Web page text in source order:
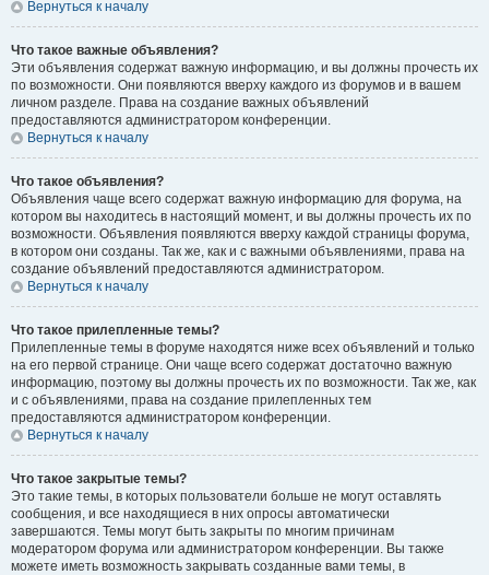
Вернуться к началу
Что такое важные объявления?
Эти объявления содержат важную информацию, и вы должны прочесть их
по возможности. Они появляются вверху каждого из форумов и в вашем
личном разделе. Права на создание важных объявлений
предоставляются администратором конференции.
Вернуться к началу
Что такое объявления?
Объявления чаще всего содержат важную информацию для форума, на
котором вы находитесь в настоящий момент, и вы должны прочесть их по
возможности. Объявления появляются вверху каждой страницы форума,
в котором они созданы. Так же, как и с важными объявлениями, права на
создание объявлений предоставляются администратором.
Вернуться к началу
Что такое прилепленные темы?
Прилепленные темы в форуме находятся ниже всех объявлений и только
на его первой странице. Они чаще всего содержат достаточно важную
информацию, поэтому вы должны прочесть их по возможности. Так же, как
и с объявлениями, права на создание прилепленных тем
предоставляются администратором конференции.
Вернуться к началу
Что такое закрытые темы?
Это такие темы, в которых пользователи больше не могут оставлять
сообщения, и все находящиеся в них опросы автоматически
завершаются. Темы могут быть закрыты по многим причинам
модератором форума или администратором конференции. Вы также
можете иметь возможность закрывать созданные вами темы, в